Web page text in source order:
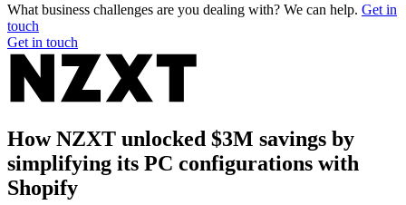
What business challenges are you dealing with? We can help. Get in
touch
Get in touch
How NZXT unlocked $3M savings by
simplifying its PC configurations with
Shopify